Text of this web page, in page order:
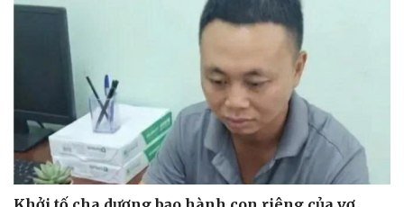
Sân khấu - Điện ảnh
Nghệ sĩ